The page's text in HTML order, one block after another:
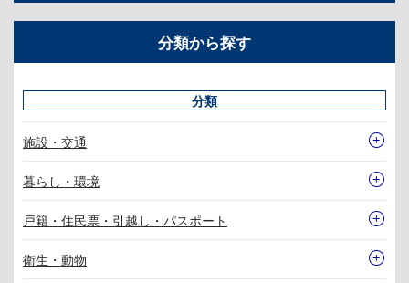
分類から探す
分類
施設・交通
暮らし・環境
戸籍・住民票・引越し・パスポート
衛生・動物